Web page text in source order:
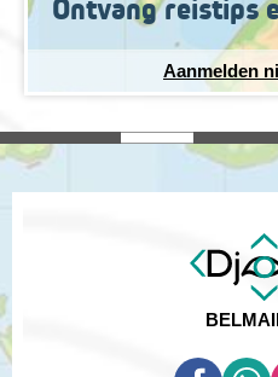
Ontvang reistips
Aanmelden
BEL